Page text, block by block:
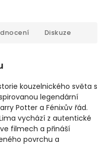
Diskuze
kouzelnického světa s
legendární
Potter a Fénixův řád.
vychází z autentické
filmech a přináší
povrchu a